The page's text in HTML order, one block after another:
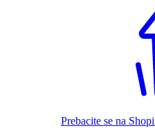
Prebacite se na